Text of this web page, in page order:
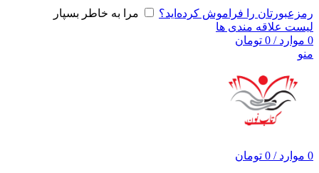
رمزعبورتان را فراموش کرده‌اید؟
مرا به خاطر بسپار
لیست علاقه مندی ها
0 موارد /
0 تومان
منو
0 موارد /
0 تومان